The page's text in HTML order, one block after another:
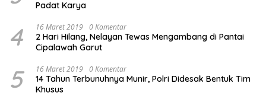
Padat Karya
4 16 Maret 2019 0 Komentar
2 Hari Hilang, Nelayan Tewas Mengambang di Pantai
Cipalawah Garut
5 16 Maret 2019 0 Komentar
14 Tahun Terbunuhnya Munir, Polri Didesak Bentuk Tim
Khusus